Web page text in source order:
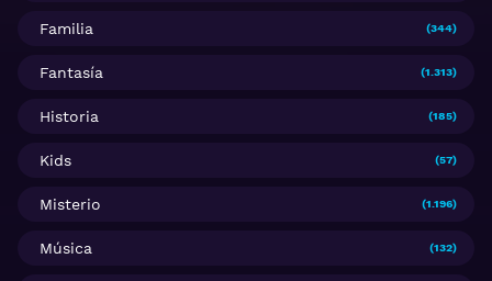
Familia (344)
Fantasía (1.313)
Historia (185)
Kids (57)
Misterio (1.196)
Música (132)